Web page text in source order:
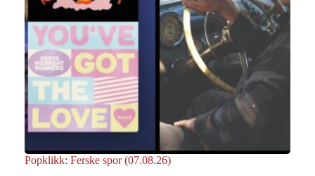
Popklikk: Ferske spor (07.08.26)